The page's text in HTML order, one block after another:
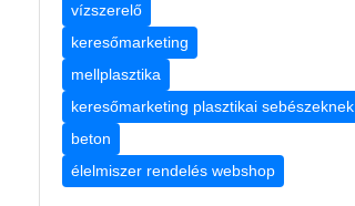
vízszerelő
keresőmarketing
mellplasztika
keresőmarketing plasztikai sebészeknek
beton
élelmiszer rendelés webshop